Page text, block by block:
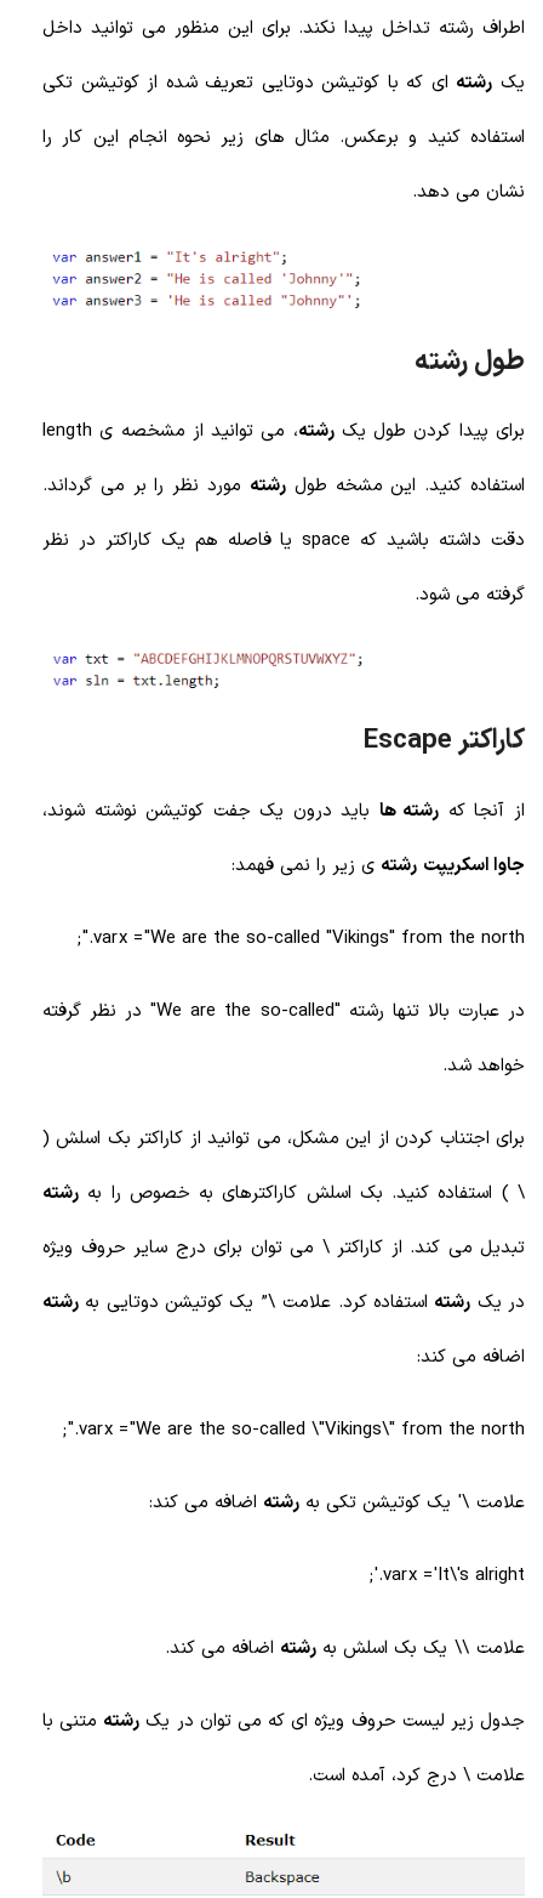
اطراف رشته تداخل پیدا نکند. برای این منظور می توانید داخل
یک رشته ای که با کوتیشن دوتایی تعریف شده از کوتیشن تکی
استفاده کنید و برعکس. مثال های زیر نحوه انجام این کار را
نشان می دهد.
طول رشته
برای پیدا کردن طول یکرشته
، می توانید از مشخصه ی length
استفاده کنید. این مشخه طولرشته مورد نظر را بر می گرداند.
دقت داشته باشید که space یا فاصله هم یک کاراکتر در نظر
گرفته می شود.
کاراکتر Escape
از آنجا که رشته ها باید درون یک جفت کوتیشن نوشته شوند،
جاوا اسکریپت رشته ی زیر را نمی فهمد:
var x = "We are the so-called "Vikings" from the north.";
در عبارت بالا تنها رشته "We are the so-called" در نظر گرفته
خواهد شد.
برای اجتناب کردن از این مشکل، می توانید از کاراکتر بک اسلش (
\ ) استفاده کنید. بک اسلش کاراکترهای به خصوص را به رشته
تبدیل می کند. از کاراکتر \ می توان برای درج سایر حروف ویژه
در یک رشته استفاده کرد. علامت \” یک کوتیشن دوتایی به رشته
اضافه می کند:
var x = "We are the so-called \"Vikings\" from the north.";
علامت \' یک کوتیشن تکی به رشته اضافه می کند:
var x = 'It\'s alright.';
علامت \\ یک بک اسلش به رشته اضافه می کند.
جدول زیر لیست حروف ویژه ای که می توان در یک رشته متنی با
علامت \ درج کرد، آمده است.